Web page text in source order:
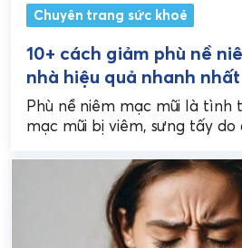
Chuyên trang sức khoẻ
10+ cách giảm phù nề
nhà hiệu quả nhanh nhất
Phù nề niêm mạc mũi là tình
mạc mũi bị viêm, sưng tấy do